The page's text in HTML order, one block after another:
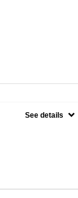
See details